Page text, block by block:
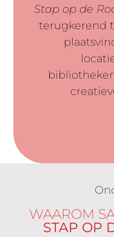
Stap op de
terugkerend
WAAROM
STAP OP